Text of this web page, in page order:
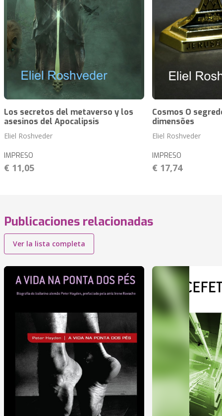
Los secretos del metaverso y los
asesinos del Apocalipsis
Eliel Roshveder
IMPRESO
€ 11,05
Cosmos O
dimensões
Eliel Roshveder
IMPRESO
€ 17,74
Publicaciones relacionadas
Ver la lista completa